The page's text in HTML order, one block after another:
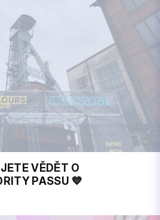
VĚDĚT O
PASSU 💙